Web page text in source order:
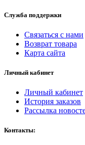
Служба поддержки
Связаться с нами
Возврат товара
Карта сайта
Личный кабинет
Личный кабинет
История заказов
Рассылка
Контакты: